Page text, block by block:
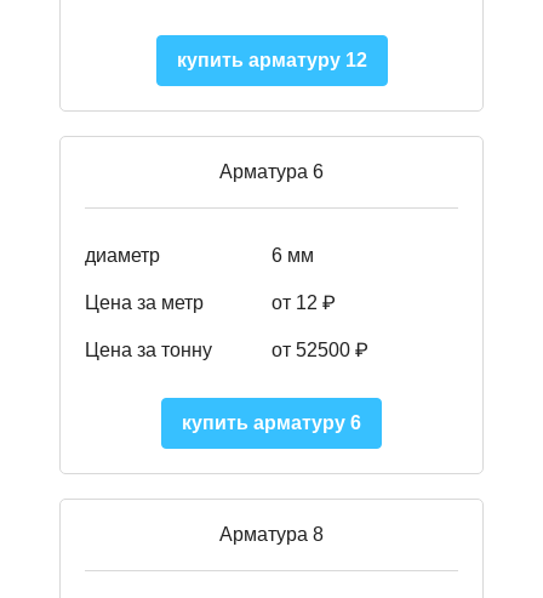
купить арматуру 12
Арматура 6
диаметр 6 мм
Цена за метр от 12 ₽
Цена за тонну от 52500 ₽
купить арматуру 6
Арматура 8